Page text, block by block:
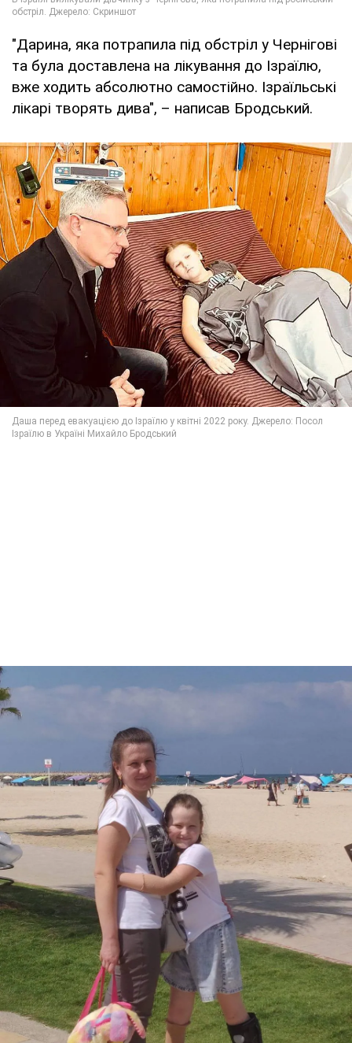
"Дарина, яка потрапила під обстріл у Чернігові
та була доставлена на лікування до Ізраїлю,
вже ходить абсолютно самостійно. Ізраїльські
лікарі творять дива", – написав Бродський.